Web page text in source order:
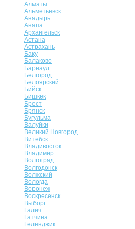
Алматы
Альметьевск
Анадырь
Анапа
Архангельск
Астана
Астрахань
Баку
Балаково
Барнаул
Белгород
Белоярский
Бийск
Бишкек
Брест
Брянск
Бугульма
Валуйки
Великий Новгород
Витебск
Владивосток
Владимир
Волгоград
Волгодонск
Волжский
Вологда
Воронеж
Воскресенск
Выборг
Галич
Гатчина
Геленджик